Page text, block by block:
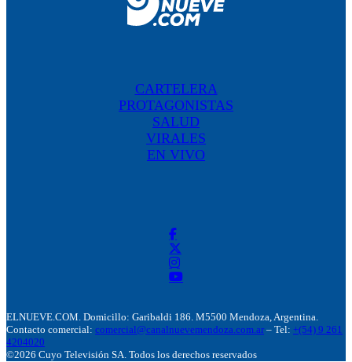
CARTELERA
PROTAGONISTAS
SALUD
VIRALES
EN VIVO
ELNUEVE.COM. Domicillo: Garibaldi 186. M5500 Mendoza, Argentina.
Contacto comercial: comercial@canalnuevemendoza.com.ar – Tel: +(54) 9 261
4204020
©2026 Cuyo Televisión SA. Todos los derechos reservados